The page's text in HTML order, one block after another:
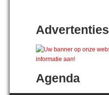
Advertenties
Agenda